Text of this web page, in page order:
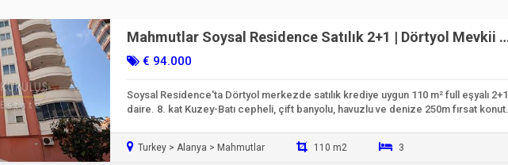
Mahmutlar Soysal Residence Satılık 2+1 | Dörtyol Mevkii |
Krediye Uygun
€ 94.000
Soysal Residence'ta Dörtyol merkezde satılık krediye uygun 110 m² full eşyalı 2+1
daire. 8. kat Kuzey-Batı cepheli, çift banyolu, havuzlu ve denize 250m fırsat konut.
Turkey > Alanya > Mahmutlar 110 m2 3